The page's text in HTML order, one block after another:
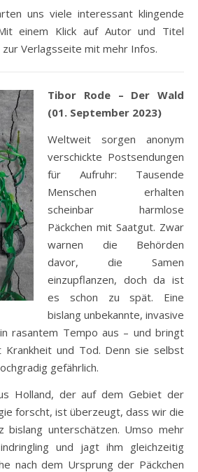
einem Klick auf Autor und Titel
Verlagsseite mit mehr Infos.
Tibor Rode – Der Wald
(01. September 2023)
Weltweit sorgen anonym
verschickte Postsendungen
für Aufruhr: Tausende
Menschen erhalten
scheinbar harmlose
Päckchen mit Saatgut. Zwar
warnen die Behörden
davor, die Samen
einzupflanzen, doch da ist
es schon zu spät. Eine
bislang unbekannte, invasive
rasantem Tempo aus – und bringt
Krankheit und Tod. Denn sie selbst
gefährlich.
Holland, der auf dem Gebiet der
forscht, ist überzeugt, dass wir die
bislang unterschätzen. Umso mehr
und jagt ihm gleichzeitig
nach dem Ursprung der Päckchen